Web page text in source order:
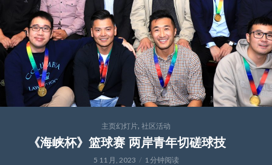
主页幻灯片, 社区活动
《海峡杯》篮球赛 两岸青年切磋球技
5 11 月, 2023 1 分钟阅读